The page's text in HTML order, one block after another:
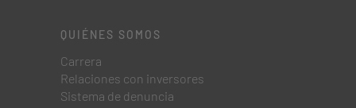
QUIÉNES SOMOS
Carrera
Relaciones con inversores
Sistema de denuncia